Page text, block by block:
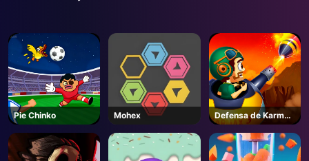
Pie Chinko Mohex
Defensa de Karmax
3